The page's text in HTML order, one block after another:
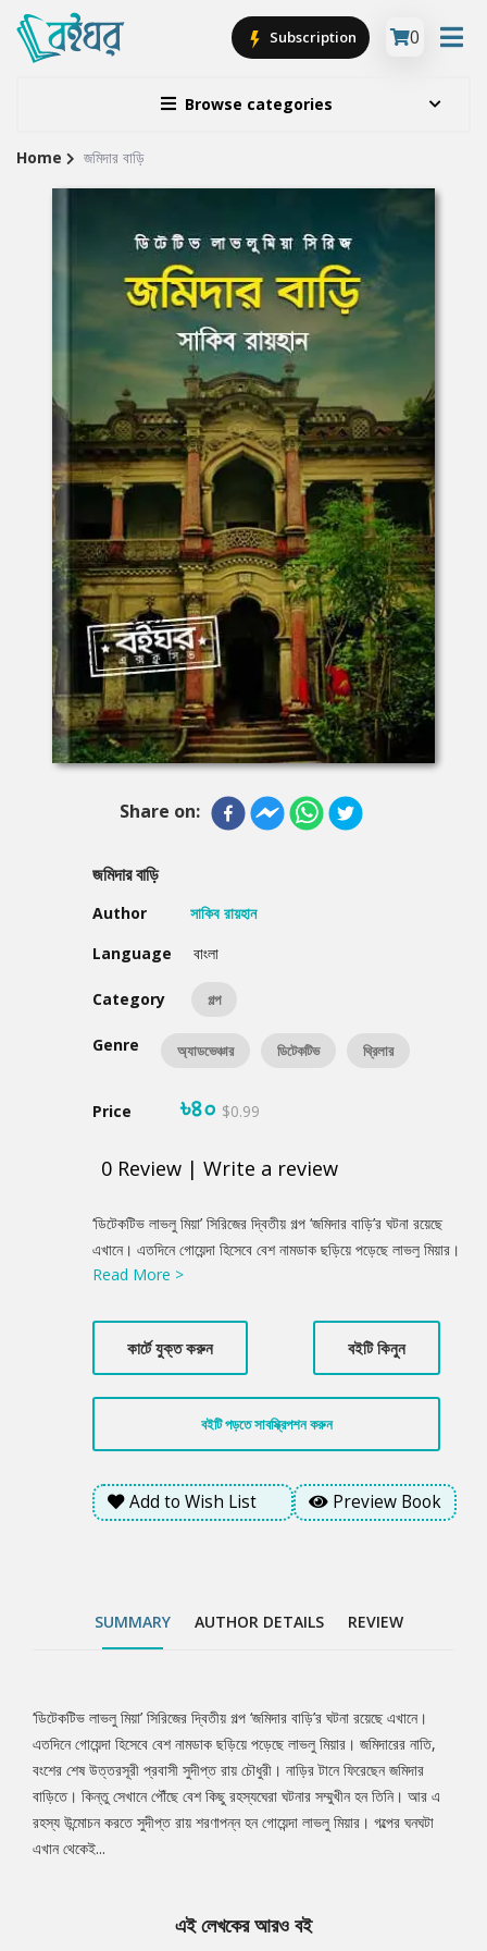
Browse categories
Subscription 0
Site
Home জমিদার বাড়ি
Share on:
জমিদার বাড়ি
Author
সাকিব রায়হান
Language
বাংলা
Category গল্প
Genre অ্যাডভেঞ্চার ডিটেকটিভ থ্রিলার
Price ৳৪০ $0.99
0 Review | Write a review
Product
Summery
‘ডিটেকটিভ লাভলু মিয়া’ সিরিজের দ্বিতীয় গল্প ‘জমিদার বাড়ি’র ঘটনা রয়েছে
এখানে। এতদিনে গোয়েন্দা হিসেবে বেশ নামডাক ছড়িয়ে পড়েছে লাভলু মিয়ার।
জমিদারের নাতি, বংশের শেষ উত্তরসূরী প্রবাসী সুদীপ্ত রায় চৌধুরী। নাড়ির
ঘটনার সম্মুখীন হন তিনি। আর এ রহস্য উন্মোচন করতে সুদীপ্ত রায় শরণাপন্ন
হন গোয়েন্দা লাভলু মিয়ার। গল্পের ঘনঘটা এখান থেকেই...
Read More >
কার্টে যুক্ত করুন বইটি কিনুন
বইটি পড়তে সাবস্ক্রিপশন করুন
Add to Wish List Preview Book
SUMMARY AUTHOR DETAILS REVIEW
Tab
Article
‘ডিটেকটিভ লাভলু মিয়া’ সিরিজের দ্বিতীয় গল্প ‘জমিদার বাড়ি’র ঘটনা রয়েছে এখানে।
এতদিনে গোয়েন্দা হিসেবে বেশ নামডাক ছড়িয়ে পড়েছে লাভলু মিয়ার। জমিদারের নাতি,
বংশের শেষ উত্তরসূরী প্রবাসী সুদীপ্ত রায় চৌধুরী। নাড়ির টানে ফিরেছেন জমিদার
বাড়িতে। কিন্তু সেখানে পৌঁছে বেশ কিছু রহস্যঘেরা ঘটনার সম্মুখীন হন তিনি। আর এ
রহস্য উন্মোচন করতে সুদীপ্ত রায় শরণাপন্ন হন গোয়েন্দা লাভলু মিয়ার। গল্পের ঘনঘটা
এখান থেকেই...
এই লেখকের আরও বই